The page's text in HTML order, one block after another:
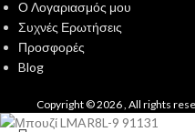
Ο Λογαριασμός μου
Συχνές Ερωτήσεις
Προσφορές
Blog
Copyright ©2026, All rights